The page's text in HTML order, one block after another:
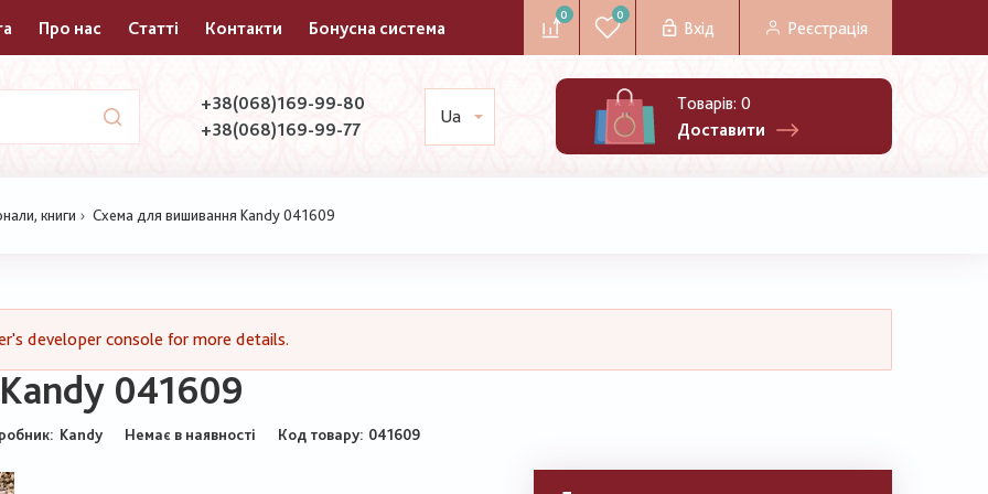
Про нас Статті Контакти Бонусна система
0 0
Вхід Реєстрація
+38(068)169-99-80
+38(068)169-99-77
Ua
Товарів: 0
Доставити
книги Схема для вишивання Kandy 041609
developer console for more details.
041609
Kandy Немає в наявності Код товару 041609